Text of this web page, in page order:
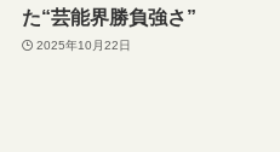
た“芸能界勝負強さ”
2025年10月22日